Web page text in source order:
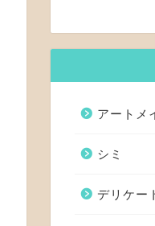
アートメ
シミ
デリケー